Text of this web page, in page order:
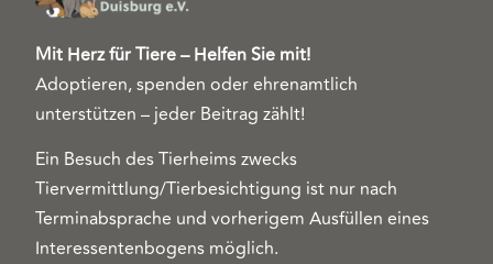
Mit Herz für Tiere – Helfen Sie mit!
Adoptieren, spenden oder ehrenamtlich
unterstützen – jeder Beitrag zählt!
Ein Besuch des Tierheims zwecks
Tiervermittlung/Tierbesichtigung ist nur nach
Terminabsprache und vorherigem Ausfüllen eines
Interessentenbogens möglich.